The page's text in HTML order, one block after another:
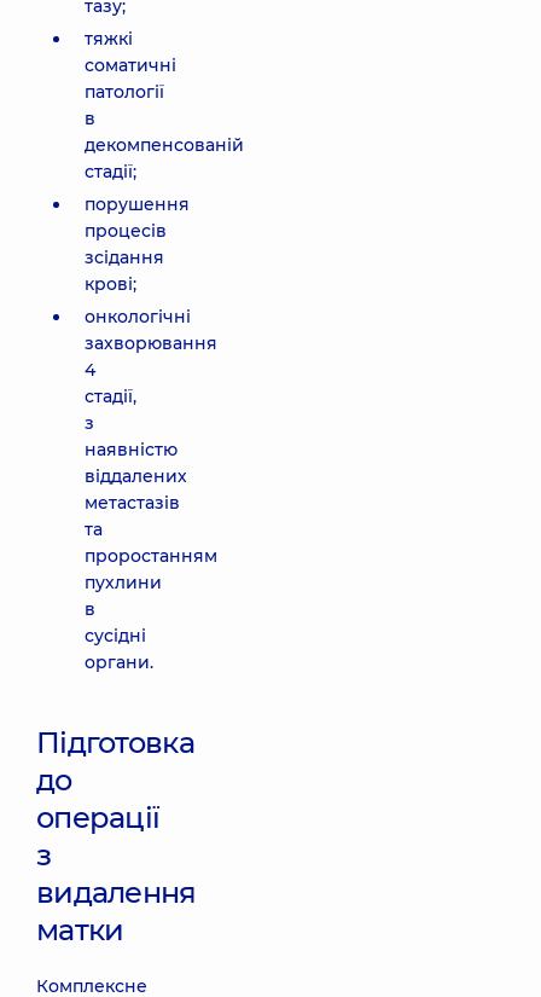
тазу;
тяжкі
соматичні
патології
в
декомпенсованій
стадії;
порушення
процесів
зсідання
крові;
онкологічні
захворювання
4
стадії,
з
наявністю
віддалених
метастазів
та
проростанням
пухлини
в
сусідні
органи.
Підготовка
до
операції
з
видалення
матки
Комплексне